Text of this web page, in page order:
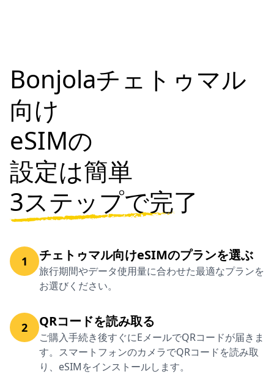
Bonjolaチェトゥマル
向け
eSIMの
設定は簡単
3ステップで完了
1 チェトゥマル向けeSIMのプランを選ぶ
旅行期間やデータ使用量に合わせた最適なプランを
お選びください。
2 QRコードを読み取る
ご購入手続き後すぐにEメールでQRコードが届きま
す。スマートフォンのカメラでQRコードを読み取
り、eSIMをインストールします。